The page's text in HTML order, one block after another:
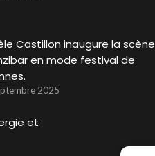
Castillon inaugure la scène
en mode festival de
2025
et